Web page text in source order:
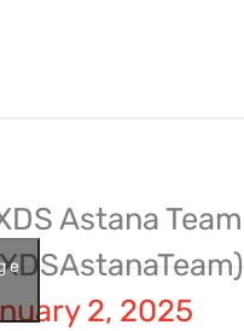
Astana Team
2, 2025
e